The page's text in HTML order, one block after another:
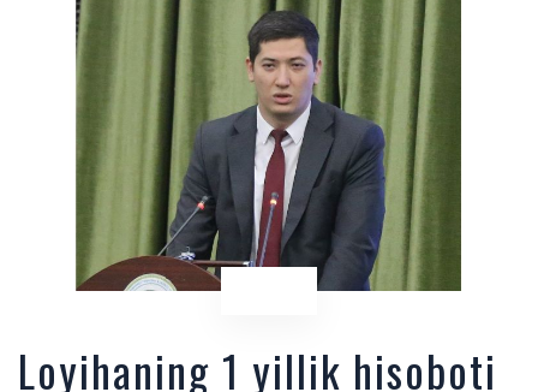
Loyihaning 1 yillik hisoboti